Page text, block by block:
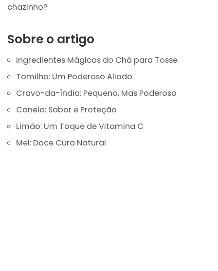
chazinho?
Sobre o artigo
Ingredientes Mágicos do Chá para Tosse
Tomilho: Um Poderoso Aliado
Cravo-da-Índia: Pequeno, Mas Poderoso
Canela: Sabor e Proteção
Limão: Um Toque de Vitamina C
Mel: Doce Cura Natural